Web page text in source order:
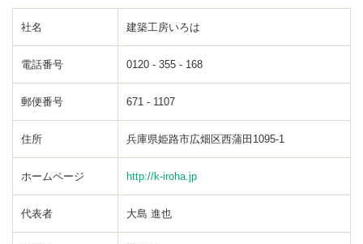
社名 建築工房いろは
電話番号 0120 - 355 - 168
郵便番号 671 - 1107
住所 兵庫県姫路市広畑区西蒲田1095-1
ホームページ http://k-iroha.jp
代表者 大島 進也